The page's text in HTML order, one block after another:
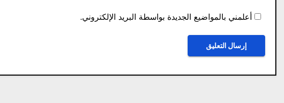
أعلمني بالمواضيع الجديدة بواسطة البريد الإلكتروني.